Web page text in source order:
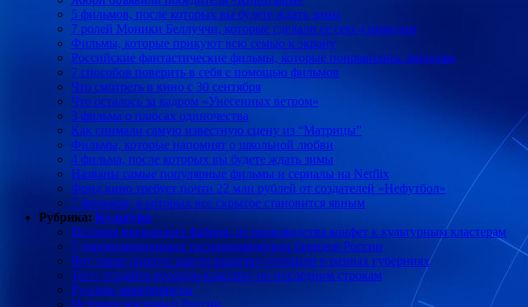
5 фильмов, после которых вы будете ждать зимы
7 ролей Моники Беллуччи, которые сделали ее секс-символом
Фильмы, которые прикуют всю семью к экрану
Российские фантастические фильмы, которые понравились зрителям
7 способов поверить в себя с помощью фильмов
Что смотреть в кино с 30 сентября
Что осталось за кадром «Унесенных ветром»
3 фильма о плюсах одиночества
Как снимали самую известную сцену из “Матрицы”
Фильмы, которые напомнят о школьной любви
4 фильма, после которых вы будете ждать зимы
Названы самые популярные фильмы и сериалы на Netflix
Фонд кино требует почти 22 млн рублей от создателей «Нефутбол»
7 фильмов, в которых все скрытое становится явным
Рубрика: Культура
История московских фабрик: от производства конфет к культурным кластерам
7 дореволюционных гастрономических брендов России
Вот такие пироги: какую выпечку готовили в разных губерниях
Тест: угадайте русскую классику по последним строкам
Русские авантюристы
История рекламы в России